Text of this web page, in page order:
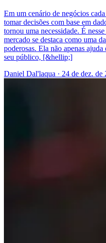
Em um cenário de negócios
tomar decisões com base em
tornou uma necessidade. É
mercado se destaca como uma
poderosas. Ela não apenas
seu público, [&hellip;]
Daniel Dal'laqua · 24 de dez. de